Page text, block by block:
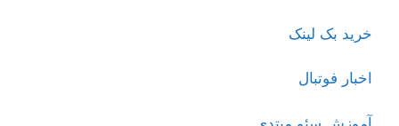
خرید بک لینک
اخبار فوتبال